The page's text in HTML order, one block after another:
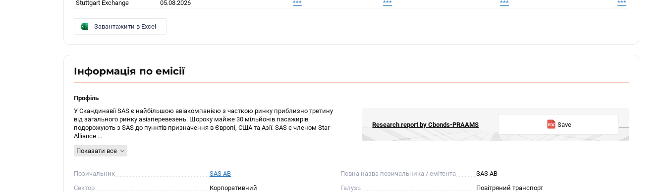
Stuttgart Exchange
05.08.2026 *** *** *** ***
Завантажити в Excel
Інформація по емісії
Профіль
У Скандинавії SAS є найбільшою авіакомпанією з часткою ринку приблизно третину
від загального ринку авіаперевезень. Щороку майже 30 мільйонів пасажирів
подорожують з SAS до пунктів призначення в Європі, США та Азії. SAS є членом Star
Alliance ...
Показати все
Research report by Cbonds-PRAAMS Save
Позичальник SAS AB Повна назва позичальника / емітента
SAS AB
Сектор
Корпоративний Галузь
Повітряний транспорт